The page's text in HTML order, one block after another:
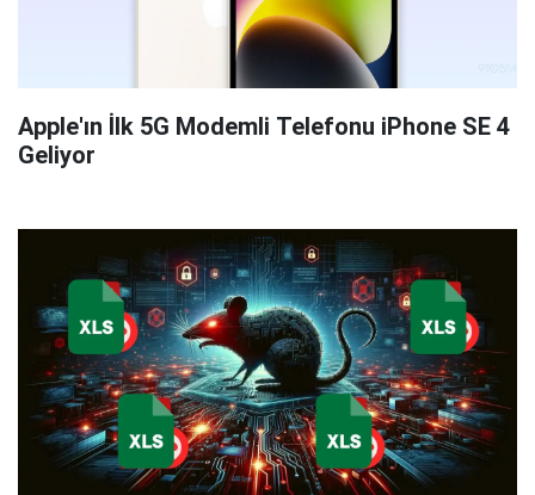
Apple'ın İlk 5G Modemli Telefonu iPhone SE 4
Geliyor